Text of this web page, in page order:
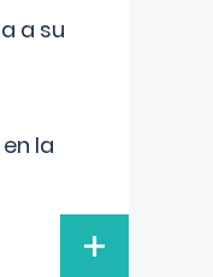
a su
la
+